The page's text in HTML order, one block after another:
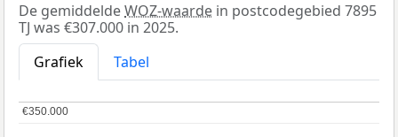
De gemiddeldeWOZ-waarde in postcodegebied 7895
TJ was €307.000 in 2025.
Grafiek
Tabel
€350.000
€350.000